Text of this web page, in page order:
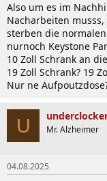
Also um es im
Nacharbeiten
sterben die
nurnoch Keystone
10 Zoll Schrank an
19 Zoll Schrank? 19
Nur ne
U Mr. Alzheimer
04.08.2025